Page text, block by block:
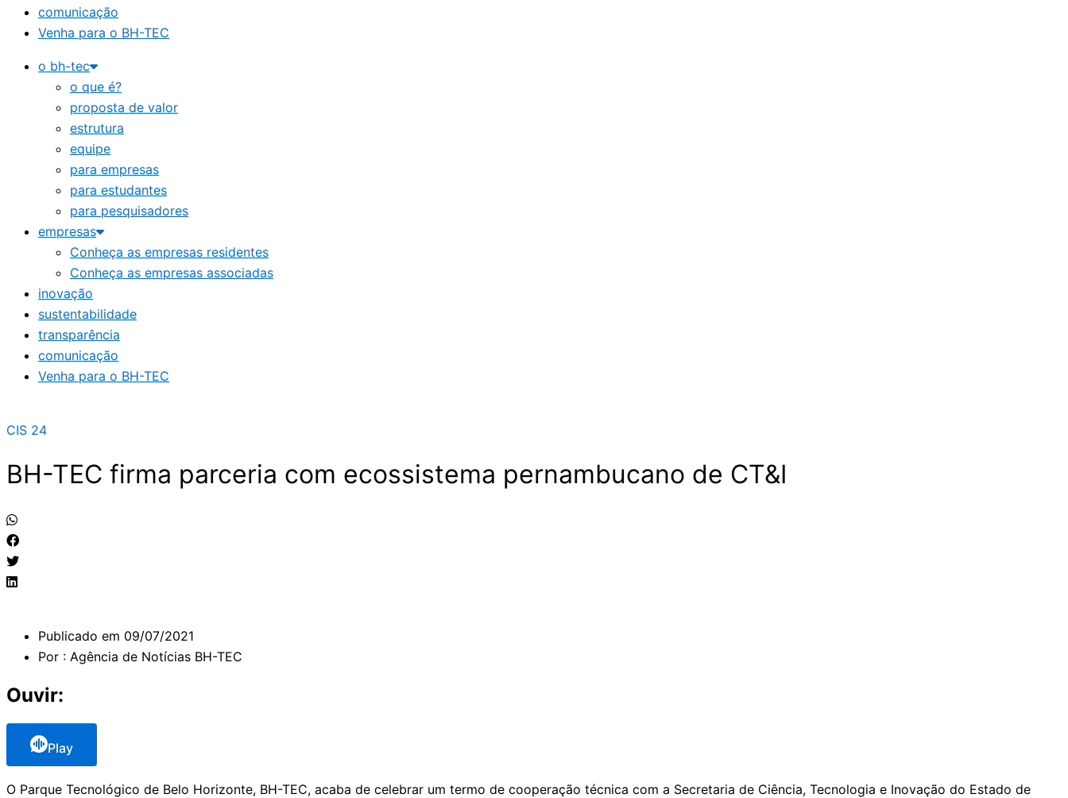
comunicação
Venha para o BH-TEC
o bh-tec
o que é?
proposta de valor
estrutura
equipe
para empresas
para estudantes
para pesquisadores
empresas
Conheça as empresas residentes
Conheça as empresas associadas
inovação
sustentabilidade
transparência
comunicação
Venha para o BH-TEC
CIS 24
BH-TEC firma parceria com ecossistema pernambucano de CT&I
Publicado em 09/07/2021
Por : Agência de Notícias BH-TEC
Ouvir:
Play
O Parque Tecnológico de Belo Horizonte, BH-TEC, acaba de celebrar um termo de cooperação técnica com a Secretaria de Ciência, Tecnologia e Inovação do Estado de